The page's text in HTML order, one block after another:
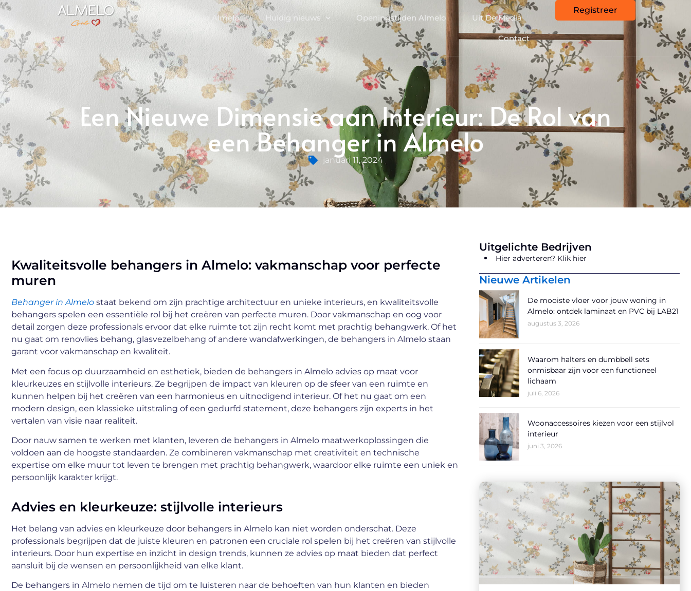
Bedrijven in Almelo Huidig nieuws Openingstijden Almelo Uit De Media
Contact
Registreer
Een Nieuwe Dimensie aan Interieur: De Rol van
een Behanger in Almelo
januari 11, 2024
Kwaliteitsvolle behangers in Almelo: vakmanschap voor perfecte
muren
Behanger in Almelo staat bekend om zijn prachtige architectuur en unieke interieurs, en kwaliteitsvolle
behangers spelen een essentiële rol bij het creëren van perfecte muren. Door vakmanschap en oog voor
detail zorgen deze professionals ervoor dat elke ruimte tot zijn recht komt met prachtig behangwerk. Of het
nu gaat om renovlies behang, glasvezelbehang of andere wandafwerkingen, de behangers in Almelo staan
garant voor vakmanschap en kwaliteit.
Met een focus op duurzaamheid en esthetiek, bieden de behangers in Almelo advies op maat voor
kleurkeuzes en stijlvolle interieurs. Ze begrijpen de impact van kleuren op de sfeer van een ruimte en
kunnen helpen bij het creëren van een harmonieus en uitnodigend interieur. Of het nu gaat om een
modern design, een klassieke uitstraling of een gedurfd statement, deze behangers zijn experts in het
vertalen van visie naar realiteit.
Door nauw samen te werken met klanten, leveren de behangers in Almelo maatwerkoplossingen die
voldoen aan de hoogste standaarden. Ze combineren vakmanschap met creativiteit en technische
expertise om elke muur tot leven te brengen met prachtig behangwerk, waardoor elke ruimte een uniek en
persoonlijk karakter krijgt.
Advies en kleurkeuze: stijlvolle interieurs
Het belang van advies en kleurkeuze door behangers in Almelo kan niet worden onderschat. Deze
professionals begrijpen dat de juiste kleuren en patronen een cruciale rol spelen bij het creëren van stijlvolle
interieurs. Door hun expertise en inzicht in design trends, kunnen ze advies op maat bieden dat perfect
aansluit bij de wensen en persoonlijkheid van elke klant.
De behangers in Almelo nemen de tijd om te luisteren naar de behoeften van hun klanten en bieden
Uitgelichte Bedrijven
Hier adverteren? Klik hier
Nieuwe Artikelen
De mooiste vloer voor jouw woning in
Almelo: ontdek laminaat en PVC bij LAB21
augustus 3, 2026
Waarom halters en dumbbell sets
onmisbaar zijn voor een functioneel
lichaam
juli 6, 2026
Woonaccessoires kiezen voor een stijlvol
interieur
juni 3, 2026